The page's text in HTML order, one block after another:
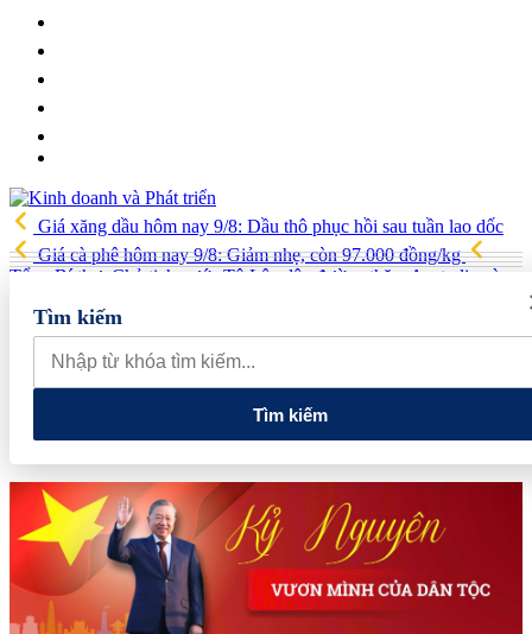
Giá xăng dầu hôm nay 9/8: Dầu thô phục hồi sau tuần lao dốc
Giá cà phê hôm nay 9/8: Giảm nhẹ, còn 97.000 đồng/kg
Tổng Bí thư, Chủ tịch nước Tô Lâm lên đường thăm Australia và
New Zealand
quan đến lĩnh vực tài chính, ngân hàng
Xử lý đến cùng các
vướng mắc, không đẩy doanh nghiệp đi vòng
Tìm kiếm
Tìm kiếm